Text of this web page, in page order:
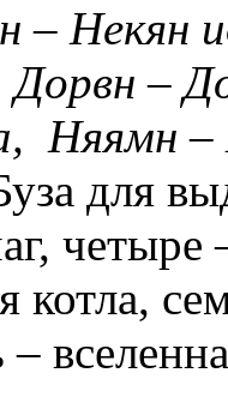
– Некян
–
Няямн
для
четыре
котла,
–